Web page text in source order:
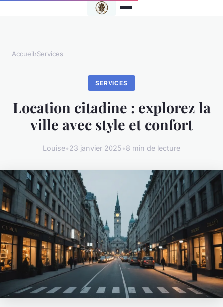
Accueil›Services
SERVICES
Location citadine : explorez la
ville avec style et confort
Louise•23 janvier 2025•8 min de lecture